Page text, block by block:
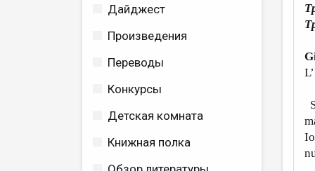
Дайджест
Произведения
Переводы
Конкурсы
Детская комната
Книжная полка